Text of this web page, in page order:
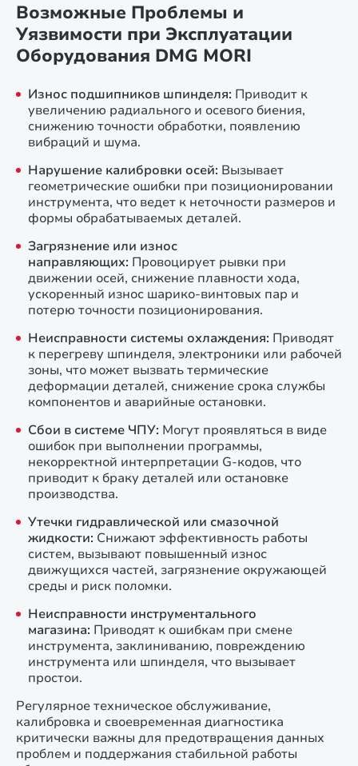
Возможные Проблемы и
Уязвимости при Эксплуатации
Оборудования DMG MORI
Износ подшипников шпинделя: Приводит к
увеличению радиального и осевого биения,
снижению точности обработки, появлению
вибраций и шума.
Нарушение калибровки осей: Вызывает
геометрические ошибки при позиционировании
инструмента, что ведет к неточности размеров и
формы обрабатываемых деталей.
Загрязнение или износ
направляющих: Провоцирует рывки при
движении осей, снижение плавности хода,
ускоренный износ шарико-винтовых пар и
потерю точности позиционирования.
Неисправности системы охлаждения: Приводят
к перегреву шпинделя, электроники или рабочей
зоны, что может вызвать термические
деформации деталей, снижение срока службы
компонентов и аварийные остановки.
Сбои в системе ЧПУ: Могут проявляться в виде
ошибок при выполнении программы,
некорректной интерпретации G-кодов, что
приводит к браку деталей или остановке
производства.
Утечки гидравлической или смазочной
жидкости: Снижают эффективность работы
систем, вызывают повышенный износ
движущихся частей, загрязнение окружающей
среды и риск поломки.
Неисправности инструментального
магазина: Приводят к ошибкам при смене
инструмента, заклиниванию, повреждению
инструмента или шпинделя, что вызывает
простои.
Регулярное техническое обслуживание,
калибровка и своевременная диагностика
критически важны для предотвращения данных
проблем и поддержания стабильной работы